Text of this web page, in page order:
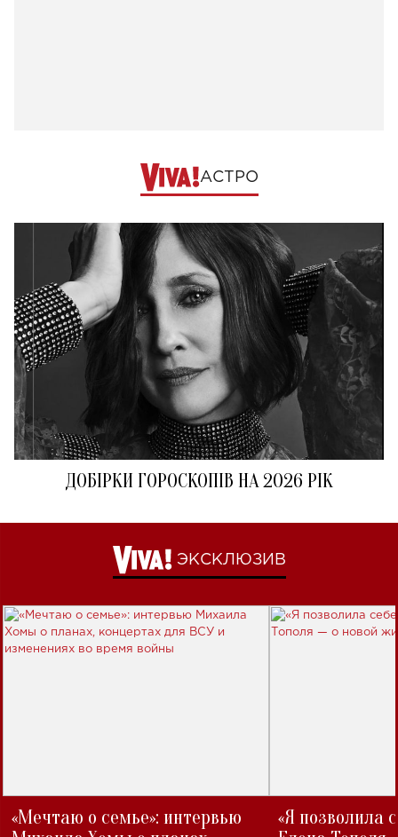
АСТРО
ДОБІРКИ ГОРОСКОПІВ НА 2026 РІК
ЭКСКЛЮЗИВ
«Мечтаю о семье»: интервью
«Я позволила